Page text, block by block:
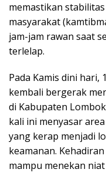
memastikan
masyarakat
jam-jam rawan saat
terlelap.
Pada Kamis dini hari,
kembali bergerak
di Kabupaten
kali ini menyasar
yang kerap menjadi
keamanan.
mampu menekan